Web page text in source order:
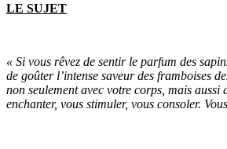
LE SUJET
« Si vous rêvez de sentir le parfum des
de goûter l’intense saveur des framboises
non seulement avec votre corps, mais
enchanter, vous stimuler, vous consoler.